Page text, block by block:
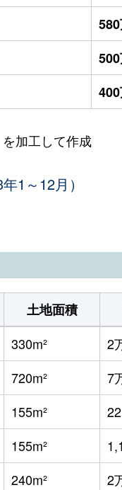
加工して作成
1～12月）
土地面積
330m² 2
720m² 7
155m²
155m²
240m² 2